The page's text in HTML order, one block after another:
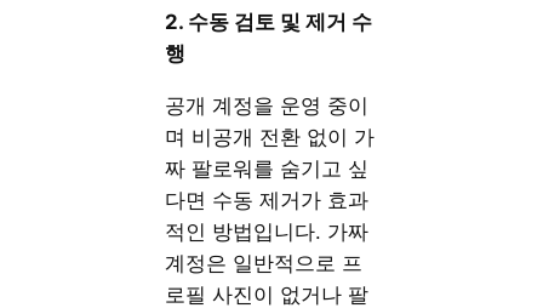
2. 수동 검토 및 제거 수
행
공개 계정을 운영 중이
며 비공개 전환 없이 가
짜 팔로워를 숨기고 싶
다면 수동 제거가 효과
적인 방법입니다. 가짜
계정은 일반적으로 프
로필 사진이 없거나 팔